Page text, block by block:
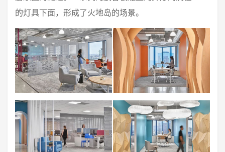
的灯具下面，形成了火地岛的场景。